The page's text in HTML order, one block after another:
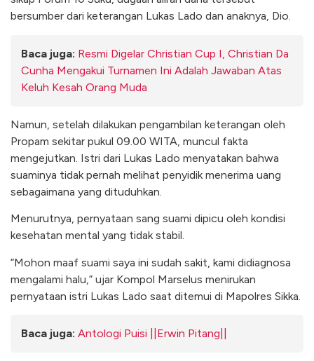
bersumber dari keterangan Lukas Lado dan anaknya, Dio.
Baca juga: Resmi Digelar Christian Cup I, Christian Da
Cunha Mengakui Turnamen Ini Adalah Jawaban Atas
Keluh Kesah Orang Muda
Namun, setelah dilakukan pengambilan keterangan oleh
Propam sekitar pukul 09.00 WITA, muncul fakta
mengejutkan. Istri dari Lukas Lado menyatakan bahwa
suaminya tidak pernah melihat penyidik menerima uang
sebagaimana yang dituduhkan.
Menurutnya, pernyataan sang suami dipicu oleh kondisi
kesehatan mental yang tidak stabil.
“Mohon maaf suami saya ini sudah sakit, kami didiagnosa
mengalami halu,” ujar Kompol Marselus menirukan
pernyataan istri Lukas Lado saat ditemui di Mapolres Sikka.
Baca juga: Antologi Puisi ||Erwin Pitang||